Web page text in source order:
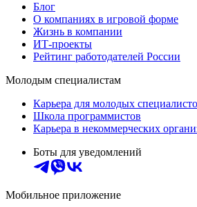
Блог
О компаниях в игровой форме
Жизнь в компании
ИТ-проекты
Рейтинг работодателей России
Молодым специалистам
Карьера для молодых
Школа программистов
Карьера в некоммерческих
Боты для уведомлений
Мобильное приложение